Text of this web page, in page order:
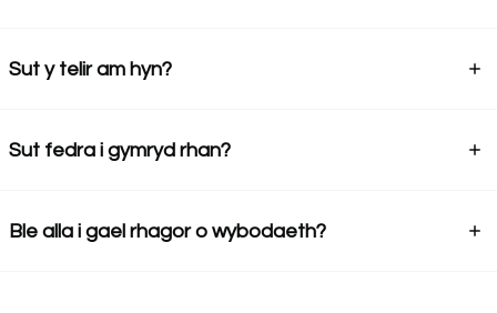
Sut y telir am hyn?
Sut fedra i gymryd rhan?
Ble alla i gael rhagor o wybodaeth?